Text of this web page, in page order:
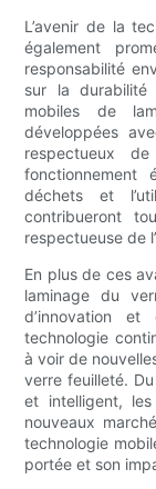
L’avenir de la
également
responsabilité
sur la durabilité
mobiles de
développées
respectueux
fonctionnement
déchets et
contribueront
respectueuse de
En plus de ces
laminage du
d’innovation
technologie
à voir de
verre feuilleté.
et intelligent,
nouveaux
technologie
portée et son